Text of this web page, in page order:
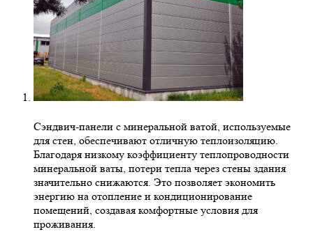
Сэндвич-панели с минеральной ватой, используемые
для стен, обеспечивают отличную теплоизоляцию.
Благодаря низкому коэффициенту теплопроводности
минеральной ваты, потери тепла через стены здания
значительно снижаются. Это позволяет экономить
энергию на отопление и кондиционирование
помещений, создавая комфортные условия для
проживания.